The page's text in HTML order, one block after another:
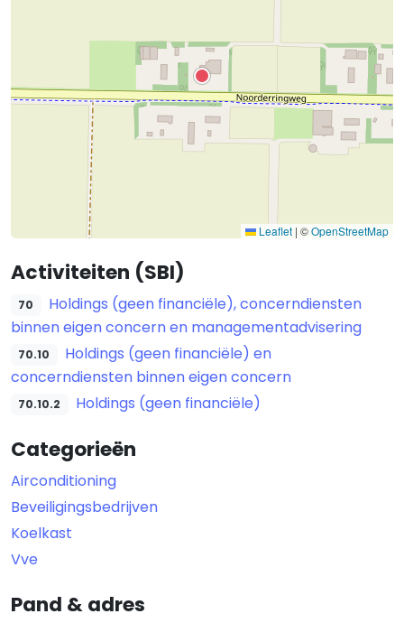
Leaflet | ©OpenStreetMap
Activiteiten (SBI)
70
Holdings (geen financiële), concerndiensten
binnen eigen concern en managementadvisering
70.10
Holdings (geen financiële) en
concerndiensten binnen eigen concern
70.10.2 Holdings (geen financiële)
Categorieën
Airconditioning
Beveiligingsbedrijven
Koelkast
Vve
Pand & adres